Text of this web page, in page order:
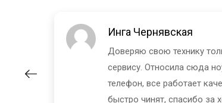
Инга Чернявская
Доверяю свою технику
сервису. Относила сюда
телефон, все работает
быстро чинят, спасибо за